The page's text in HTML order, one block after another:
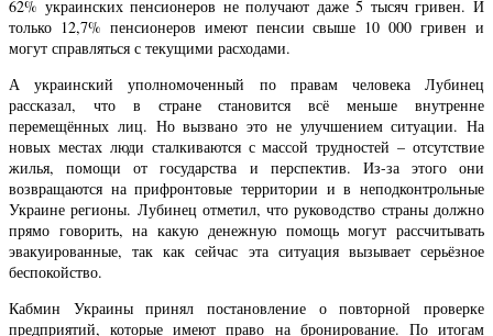
62% украинских пенсионеров не получают даже 5 тысяч гривен. И
только 12,7% пенсионеров имеют пенсии свыше 10 000 гривен и
могут справляться с текущими расходами.
А украинский уполномоченный по правам человека Лубинец
рассказал, что в стране становится всё меньше внутренне
перемещённых лиц. Но вызвано это не улучшением ситуации. На
новых местах люди сталкиваются с массой трудностей – отсутствие
жилья, помощи от государства и перспектив. Из-за этого они
возвращаются на прифронтовые территории и в неподконтрольные
Украине регионы. Лубинец отметил, что руководство страны должно
прямо говорить, на какую денежную помощь могут рассчитывать
эвакуированные, так как сейчас эта ситуация вызывает серьёзное
беспокойство.
Кабмин Украины принял постановление о повторной проверке
предприятий, которые имеют право на бронирование. По итогам